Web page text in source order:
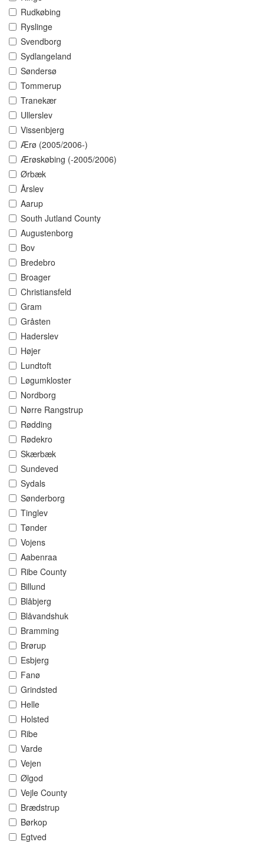
Rudkøbing
Ryslinge
Svendborg
Sydlangeland
Søndersø
Tommerup
Tranekær
Ullerslev
Vissenbjerg
Ærø (2005/2006-)
Ærøskøbing (-2005/2006)
Ørbæk
Årslev
Aarup
South Jutland County
Augustenborg
Bov
Bredebro
Broager
Christiansfeld
Gram
Gråsten
Haderslev
Højer
Lundtoft
Løgumkloster
Nordborg
Nørre Rangstrup
Rødding
Rødekro
Skærbæk
Sundeved
Sydals
Sønderborg
Tinglev
Tønder
Vojens
Aabenraa
Ribe County
Billund
Blåbjerg
Blåvandshuk
Bramming
Brørup
Esbjerg
Fanø
Grindsted
Helle
Holsted
Ribe
Varde
Vejen
Ølgod
Vejle County
Brædstrup
Børkop
Egtved